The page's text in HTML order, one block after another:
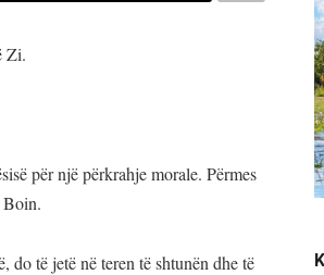
Zi.
për një përkrahje morale. Përmes
Boin.
të jetë në teren të shtunën dhe të